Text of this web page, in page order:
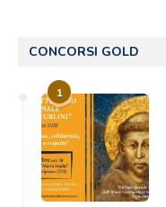
CONCORSI GOLD
1